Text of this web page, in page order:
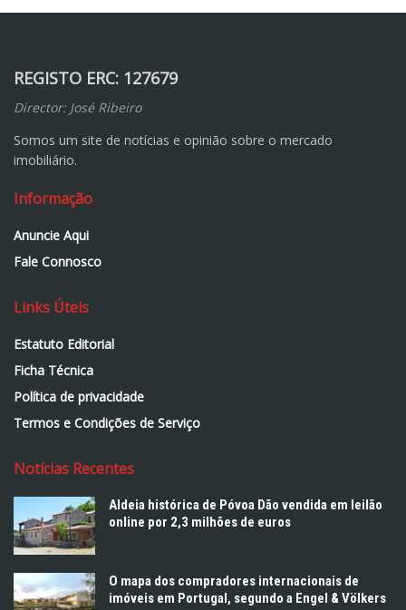
REGISTO ERC: 127679
Director: José Ribeiro
Somos um site de notícias e opinião sobre o mercado
imobiliário.
Informação
Anuncie Aqui
Fale Connosco
Links Úteis
Estatuto Editorial
Ficha Técnica
Política de privacidade
Termos e Condições de Serviço
Notícias Recentes
Aldeia histórica de Póvoa Dão vendida em leilão
online por 2,3 milhões de euros
O mapa dos compradores internacionais de
imóveis em Portugal, segundo a Engel & Völkers